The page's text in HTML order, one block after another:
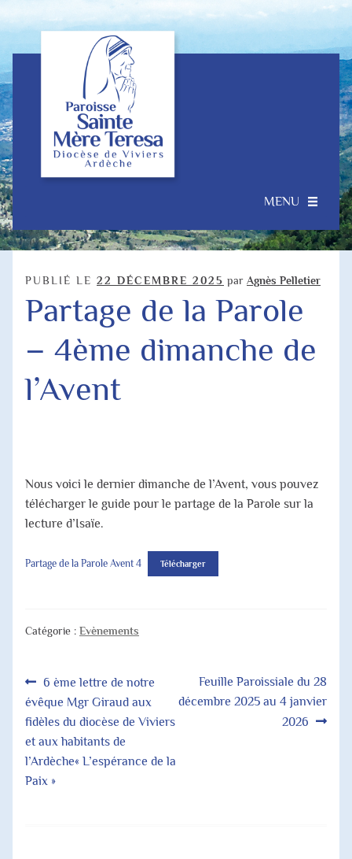
Aller
Aller
MENU
Accueil
Notre Paroisse
Ouvrir
menu
Je souhaite…
Agenda Paroissial
Horaires des Messes
PUBLIÉ LE 22 DÉCEMBRE 2025 par Agnès Pelletier
Partage de la Parole
– 4ème dimanche de
l’Avent
Nous voici le dernier dimanche de l’Avent, vous pouvez
télécharger le guide pour le partage de la Parole sur la
lecture d’Isaïe.
Partage de la Parole Avent 4 Télécharger
Catégorie : Evènements
Navigation
de
l’article
Article
précédent :
6 ème lettre de notre
évêque Mgr Giraud aux
fidèles du diocèse de Viviers
et aux habitants de
l’Ardèche« L’espérance de la
Paix »
Article
suivant :
Feuille Paroissiale du 28
décembre 2025 au 4 janvier
2026